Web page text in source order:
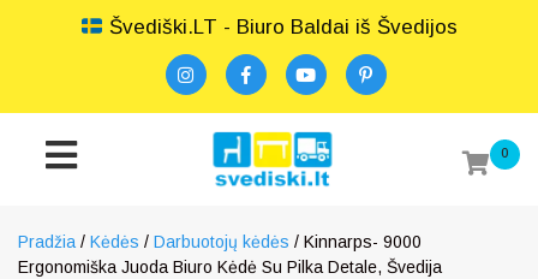
Švediški.LT - Biuro Baldai iš Švedijos
0
Pradžia / Kėdės / Darbuotojų kėdės / Kinnarps- 9000
Ergonomiška Juoda Biuro Kėdė Su Pilka Detale, Švedija